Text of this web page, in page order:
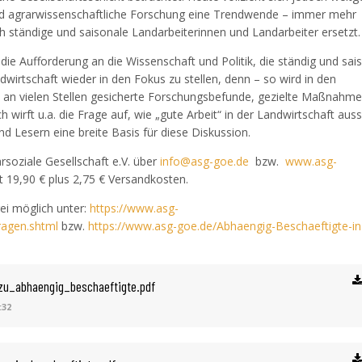
agrarwissenschaftliche Forschung eine Trendwende – immer mehr
ständige und saisonale Landarbeiterinnen und Landarbeiter ersetzt.
Aufforderung an die Wissenschaft und Politik, die ständig und
wieder in den Fokus zu stellen, denn – so wird in den
vielen Stellen gesicherte Forschungsbefunde, gezielte
wirft u.a. die Frage auf, wie „gute Arbeit“ in der Landwirtschaft
Lesern eine breite Basis für diese Diskussion.
Gesellschaft e.V. über info@asg-goe.de bzw. www.asg-
19,90 € plus 2,75 € Versandkosten.
möglich unter: https://www.asg-
bzw. https://www.asg-goe.de/Abhaengig-Beschaeftigte-